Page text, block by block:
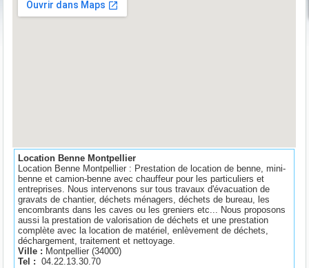
Location Benne Montpellier
Location Benne Montpellier : Prestation de location de benne, mini-
benne et camion-benne avec chauffeur pour les particuliers et
entreprises. Nous intervenons sur tous travaux d'évacuation de
gravats de chantier, déchets ménagers, déchets de bureau, les
encombrants dans les caves ou les greniers etc... Nous proposons
aussi la prestation de valorisation de déchets et une prestation
complète avec la location de matériel, enlèvement de déchets,
déchargement, traitement et nettoyage.
Ville : Montpellier(34000)
Tel :
04.22.13.30.70